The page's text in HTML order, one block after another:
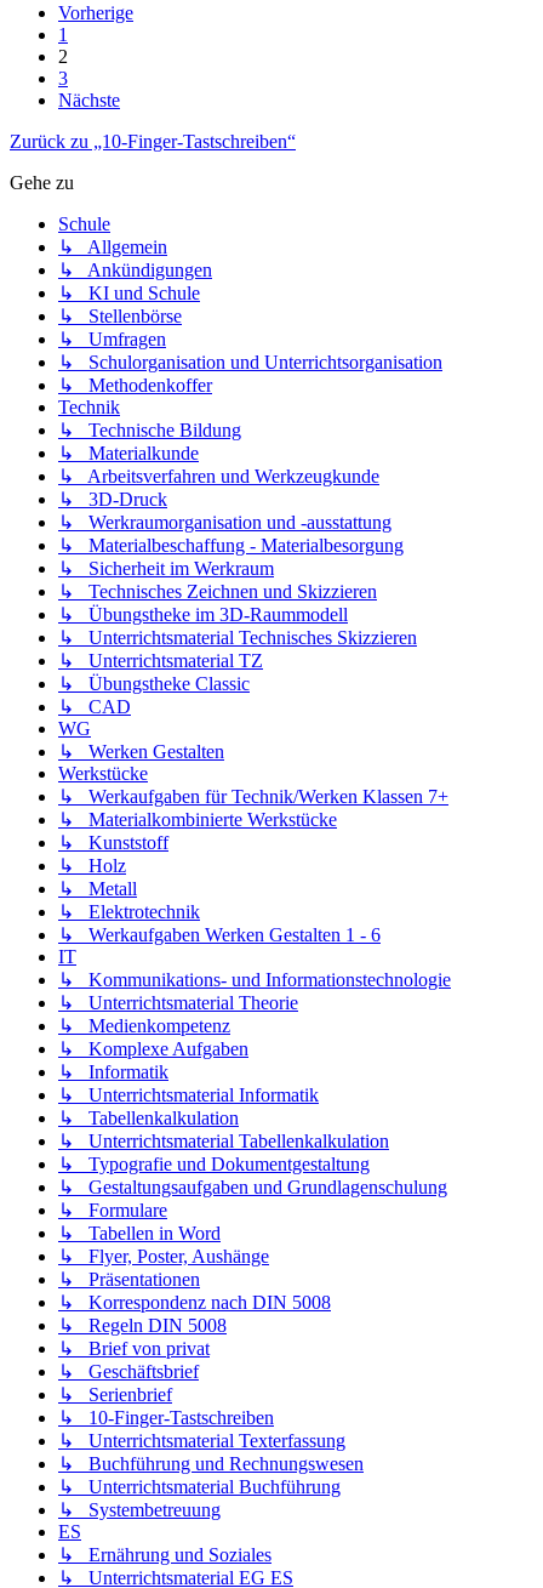
Vorherige
1
2
3
Nächste
Zurück zu „10-Finger-Tastschreiben“
Gehe zu
Schule
↳ Allgemein
↳ Ankündigungen
↳ KI und Schule
↳ Stellenbörse
↳ Umfragen
↳ Schulorganisation und Unterrichtsorganisation
↳ Methodenkoffer
Technik
↳ Technische Bildung
↳ Materialkunde
↳ Arbeitsverfahren und Werkzeugkunde
↳ 3D-Druck
↳ Werkraumorganisation und -ausstattung
↳ Materialbeschaffung - Materialbesorgung
↳ Sicherheit im Werkraum
↳ Technisches Zeichnen und Skizzieren
↳ Übungstheke im 3D-Raummodell
↳ Unterrichtsmaterial Technisches Skizzieren
↳ Unterrichtsmaterial TZ
↳ Übungstheke Classic
↳ CAD
WG
↳ Werken Gestalten
Werkstücke
↳ Werkaufgaben für Technik/Werken Klassen 7+
↳ Materialkombinierte Werkstücke
↳ Kunststoff
↳ Holz
↳ Metall
↳ Elektrotechnik
↳ Werkaufgaben Werken Gestalten 1 - 6
IT
↳ Kommunikations- und Informationstechnologie
↳ Unterrichtsmaterial Theorie
↳ Medienkompetenz
↳ Komplexe Aufgaben
↳ Informatik
↳ Unterrichtsmaterial Informatik
↳ Tabellenkalkulation
↳ Unterrichtsmaterial Tabellenkalkulation
↳ Typografie und Dokumentgestaltung
↳ Gestaltungsaufgaben und Grundlagenschulung
↳ Formulare
↳ Tabellen in Word
↳ Flyer, Poster, Aushänge
↳ Präsentationen
↳ Korrespondenz nach DIN 5008
↳ Regeln DIN 5008
↳ Brief von privat
↳ Geschäftsbrief
↳ Serienbrief
↳ 10-Finger-Tastschreiben
↳ Unterrichtsmaterial Texterfassung
↳ Buchführung und Rechnungswesen
↳ Unterrichtsmaterial Buchführung
↳ Systembetreuung
ES
↳ Ernährung und Soziales
↳ Unterrichtsmaterial EG ES